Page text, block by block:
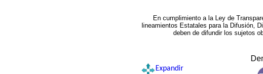
En cumplimiento a la Ley de
lineamientos Estatales para la Difusión,
deben de difundir los sujetos
Expandir